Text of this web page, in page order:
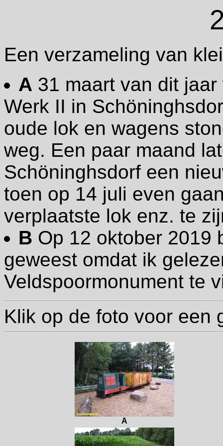
Een verzameling van
A 31 maart van dit
Werk II in
oude lok en wagens
weg. Een paar maand
Schöninghsdorf een
toen op 14 juli even
verplaatste lok enz. te
B Op 12 oktober 2019
geweest omdat ik
Veldspoormonument te
Klik op de foto voor een
A